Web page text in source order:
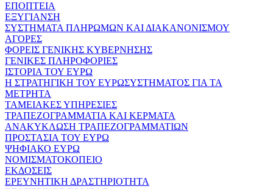
ΕΠΟΠΤΕΙΑ
ΕΞΥΓΙΑΝΣΗ
ΣΥΣΤΗΜΑΤΑ ΠΛΗΡΩΜΩΝ ΚΑΙ ΔΙΑΚΑΝΟΝΙΣΜΟΥ
ΑΓΟΡΕΣ
ΦΟΡΕΙΣ ΓΕΝΙΚΗΣ ΚΥΒΕΡΝΗΣΗΣ
ΓΕΝΙΚΕΣ ΠΛΗΡΟΦΟΡΙΕΣ
ΙΣΤΟΡΙΑ ΤΟΥ ΕΥΡΩ
Η ΣΤΡΑΤΗΓΙΚΗ ΤΟΥ ΕΥΡΩΣΥΣΤΗΜΑΤΟΣ ΓΙΑ ΤΑ
ΜΕΤΡΗΤΑ
ΤΑΜΕΙΑΚΕΣ ΥΠΗΡΕΣΙΕΣ
ΤΡΑΠΕΖΟΓΡΑΜΜΑΤΙΑ ΚΑΙ ΚΕΡΜΑΤΑ
ΑΝΑΚΥΚΛΩΣΗ ΤΡΑΠΕΖΟΓΡΑΜΜΑΤΙΩΝ
ΠΡΟΣΤΑΣΙΑ ΤΟΥ ΕΥΡΩ
ΨΗΦΙΑΚΟ ΕΥΡΩ
ΝΟΜΙΣΜΑΤΟΚΟΠΕΙΟ
ΕΚΔΟΣΕΙΣ
ΕΡΕΥΝΗΤΙΚΗ ΔΡΑΣΤΗΡΙΟΤΗΤΑ